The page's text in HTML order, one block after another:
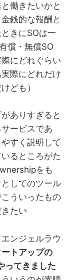
働きたいかと
銭的な報酬と
きにSOは一
償・無償SO
にどれぐらい
際にどれだけ
ども）
ありすぎると
ービスであ
すく説明して
るところがた
をも
してのツール
ういったもの
たい
ンジェルラウ
ートアップの
ってきました